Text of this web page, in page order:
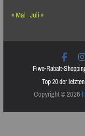
« Mai Juli »
Fiwo-Rabatt-
Top 20 der
Copyright © 2026